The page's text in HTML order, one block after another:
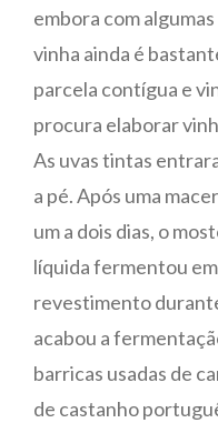
embora com algumas
vinha ainda é
parcela contígua e
procura elaborar
As uvas tintas
a pé. Após uma
um a dois dias, o
líquida fermentou
revestimento
acabou a
barricas usadas de
de castanho